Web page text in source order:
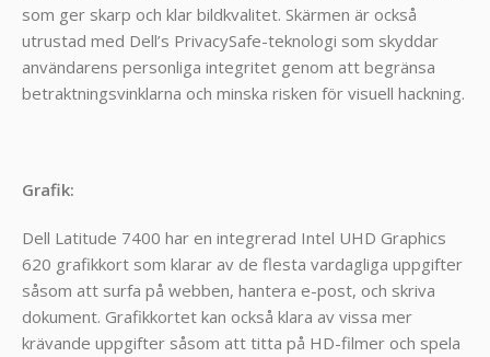
som ger skarp och klar bildkvalitet. Skärmen är också
utrustad med Dell’s PrivacySafe-teknologi som skyddar
användarens personliga integritet genom att begränsa
betraktningsvinklarna och minska risken för visuell hackning.
Grafik:
Dell Latitude 7400 har en integrerad Intel UHD Graphics
620 grafikkort som klarar av de flesta vardagliga uppgifter
såsom att surfa på webben, hantera e-post, och skriva
dokument. Grafikkortet kan också klara av vissa mer
krävande uppgifter såsom att titta på HD-filmer och spela